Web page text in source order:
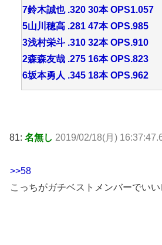
7鈴木誠也 .320 30本 OPS1.057
5山川穂高 .281 47本 OPS.985
3浅村栄斗 .310 32本 OPS.910
2森森友哉 .275 16本 OPS.823
6坂本勇人 .345 18本 OPS.962
81: 名無し 2019/02/18(月)
>>58
こっちがガチベストメンバーでい